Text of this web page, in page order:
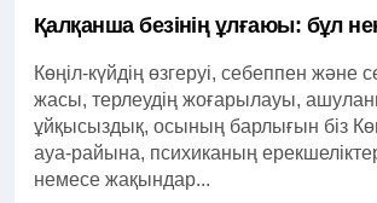
Қалқанша безінің ұлғаюы: бұл
Көңіл-күйдің өзгеруі, себеппен және
жасы, терлеудің жоғарылауы,
ұйқысыздық, осының барлығын біз
ауа-райына, психиканың
немесе жақындар...